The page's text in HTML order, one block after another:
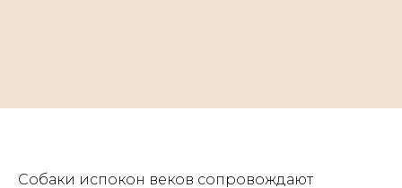
Собаки испокон веков сопровождают